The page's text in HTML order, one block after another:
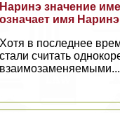
Наринэ значение
означает имя Наринэ
Хотя в последнее
стали считать
взаимозаменяемыми...